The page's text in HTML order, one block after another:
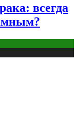
всегда